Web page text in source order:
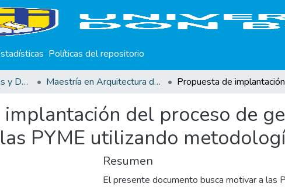
Políticas del repositorio
Trabajos de Maestrías y Doctorados Maestría en Arquitectura de Software
del proceso de
PYME utilizando
Resumen
El presente documento busca motivar a las